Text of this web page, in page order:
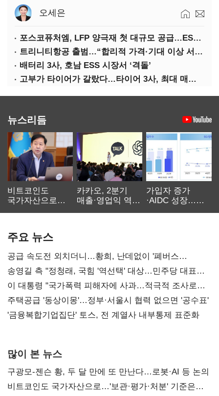
오세은
포스코퓨처엠, LFP 양극재 첫 대규모 공급…ESS 시장 공략
트리니티항공 출범…“합리적 가격·기대 이상 서비스로 승부”
배터리 3사, 호남 ESS 시장서 ‘격돌’
고부가 타이어가 갈랐다…타이어 3사, 최대 매출에도 영업익 희비
뉴스리듬
비트코인도
국가자산으로…'
카카오, 2분기
매출·영업익 역대
가입자 증가
·AIDC 성장…
주요 뉴스
공급 속도전 외치더니…황희, 난데없이 '폐버스
리모델링' 제안
송영길 측 "정청래, 국힘 '역선택' 대상…민주당 대표로
총선 지휘 못해"
이 대통령 "국가폭력 피해자에 사과…적극적 조사로
진실 밝혀야"
주택공급 '동상이몽'…정부·서울시 협력 없으면 '공수표'
'금융복합기업집단' 토스, 전 계열사 내부통제 표준화
많이 본 뉴스
구광모-젠슨 황, 두 달 만에 또 만난다…로봇·AI 등 논의
비트코인도 국가자산으로…'보관·평가·처분' 기준은